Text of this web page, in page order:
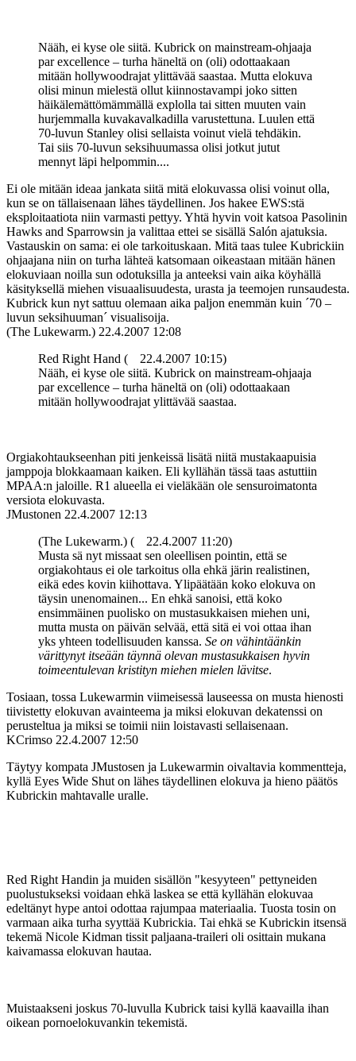
Nääh, ei kyse ole siitä. Kubrick on mainstream-ohjaaja
par excellence – turha häneltä on (oli) odottaakaan
mitään hollywoodrajat ylittävää saastaa. Mutta elokuva
olisi minun mielestä ollut kiinnostavampi joko sitten
häikälemättömämmällä explolla tai sitten muuten vain
hurjemmalla kuvakavalkadilla varustettuna. Luulen että
70-luvun Stanley olisi sellaista voinut vielä tehdäkin.
Tai siis 70-luvun seksihuumassa olisi jotkut jutut
mennyt läpi helpommin....
Ei ole mitään ideaa jankata siitä mitä elokuvassa olisi voinut olla,
kun se on tällaisenaan lähes täydellinen. Jos hakee EWS:stä
eksploitaatiota niin varmasti pettyy. Yhtä hyvin voit katsoa Pasolinin
Hawks and Sparrowsin ja valittaa ettei se sisällä Salón ajatuksia.
Vastauskin on sama: ei ole tarkoituskaan. Mitä taas tulee Kubrickiin
ohjaajana niin on turha lähteä katsomaan oikeastaan mitään hänen
elokuviaan noilla sun odotuksilla ja anteeksi vain aika köyhällä
käsityksellä miehen visuaalisuudesta, urasta ja teemojen runsaudesta.
Kubrick kun nyt sattuu olemaan aika paljon enemmän kuin ´70 –
luvun seksihuuman´ visualisoija.
(The Lukewarm.) 22.4.2007 12:08
Red Right Hand (
22.4.2007 10:15)
Nääh, ei kyse ole siitä. Kubrick on mainstream-ohjaaja
par excellence – turha häneltä on (oli) odottaakaan
mitään hollywoodrajat ylittävää saastaa.
Orgiakohtaukseenhan piti jenkeissä lisätä niitä mustakaapuisia
jamppoja blokkaamaan kaiken. Eli kyllähän tässä taas astuttiin
MPAA:n jaloille. R1 alueella ei vieläkään ole sensuroimatonta
versiota elokuvasta.
JMustonen 22.4.2007 12:13
(The Lukewarm.) (
22.4.2007 11:20)
Musta sä nyt missaat sen oleellisen pointin, että se
orgiakohtaus ei ole tarkoitus olla ehkä järin realistinen,
eikä edes kovin kiihottava. Ylipäätään koko elokuva on
täysin unenomainen... En ehkä sanoisi, että koko
ensimmäinen puolisko on mustasukkaisen miehen uni,
mutta musta on päivän selvää, että sitä ei voi ottaa ihan
yks yhteen todellisuuden kanssa. Se on vähintäänkin
värittynyt itseään täynnä olevan mustasukkaisen hyvin
toimeentulevan kristityn miehen mielen lävitse.
Tosiaan, tossa Lukewarmin viimeisessä lauseessa on musta hienosti
tiivistetty elokuvan avainteema ja miksi elokuvan dekatenssi on
perusteltua ja miksi se toimii niin loistavasti sellaisenaan.
KCrimso 22.4.2007 12:50
Täytyy kompata JMustosen ja Lukewarmin oivaltavia kommentteja,
kyllä Eyes Wide Shut on lähes täydellinen elokuva ja hieno päätös
Kubrickin mahtavalle uralle.
Red Right Handin ja muiden sisällön "kesyyteen" pettyneiden
puolustukseksi voidaan ehkä laskea se että kyllähän elokuvaa
edeltänyt hype antoi odottaa rajumpaa materiaalia. Tuosta tosin on
varmaan aika turha syyttää Kubrickia. Tai ehkä se Kubrickin itsensä
tekemä Nicole Kidman tissit paljaana-traileri oli osittain mukana
kaivamassa elokuvan hautaa.
Muistaakseni joskus 70-luvulla Kubrick taisi kyllä kaavailla ihan
oikean pornoelokuvankin tekemistä.